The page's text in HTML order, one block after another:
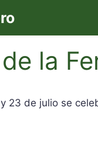
la
23 de julio se